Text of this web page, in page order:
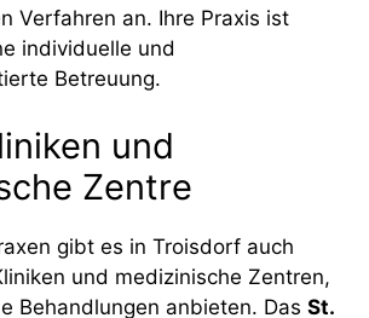
Verfahren an. Ihre Praxis ist
individuelle und
Betreuung​​.
und
Zentre
gibt es in Troisdorf auch
und medizinische Zentren,
Behandlungen anbieten. Das St.